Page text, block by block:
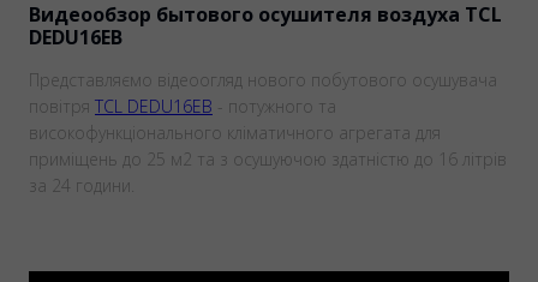
Видеообзор бытового осушителя воздуха TCL
DEDU16EB
Представляємо відеоогляд нового побутового осушувача
повітря TCL DEDU16EB - потужного та
високофункціонального кліматичного агрегата для
приміщень до 25 м2 та з осушуючою здатністю до 16 літрів
за 24 години.